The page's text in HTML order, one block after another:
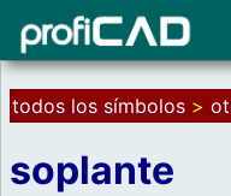
todos los símbolos >
soplante